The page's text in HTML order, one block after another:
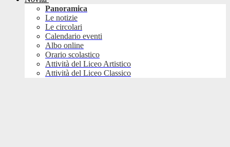
Panoramica
Le notizie
Le circolari
Calendario eventi
Albo online
Orario scolastico
Attività del Liceo Artistico
Attività del Liceo Classico